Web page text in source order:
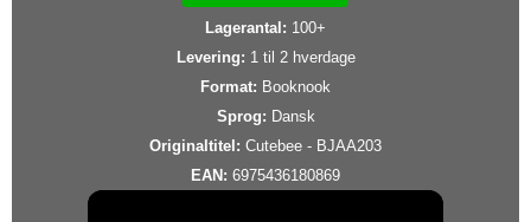
Lagerantal: 100+
Levering: 1 til 2 hverdage
Format: Booknook
Sprog: Dansk
Originaltitel: Cutebee - BJAA203
EAN: 6975436180869